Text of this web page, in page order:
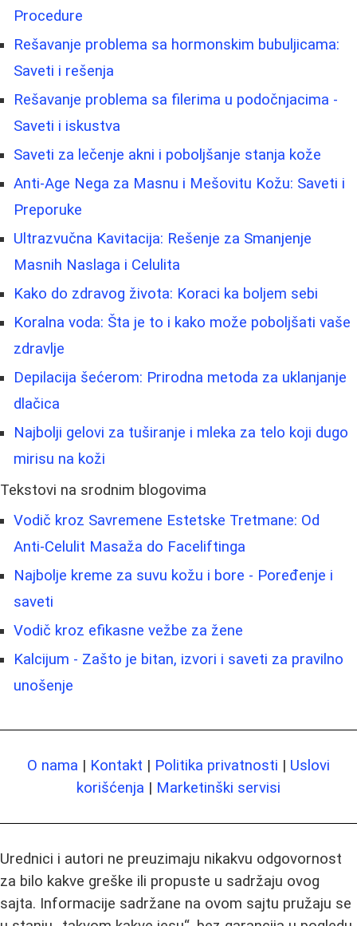
Procedure
Rešavanje problema sa hormonskim bubuljicama:
Saveti i rešenja
Rešavanje problema sa filerima u podočnjacima -
Saveti i iskustva
Saveti za lečenje akni i poboljšanje stanja kože
Anti-Age Nega za Masnu i Mešovitu Kožu: Saveti i
Preporuke
Ultrazvučna Kavitacija: Rešenje za Smanjenje
Masnih Naslaga i Celulita
Kako do zdravog života: Koraci ka boljem sebi
Koralna voda: Šta je to i kako može poboljšati vaše
zdravlje
Depilacija šećerom: Prirodna metoda za uklanjanje
dlačica
Najbolji gelovi za tuširanje i mleka za telo koji dugo
mirisu na koži
Tekstovi na srodnim blogovima
Vodič kroz Savremene Estetske Tretmane: Od
Anti-Celulit Masaža do Faceliftinga
Najbolje kreme za suvu kožu i bore - Poređenje i
saveti
Vodič kroz efikasne vežbe za žene
Kalcijum - Zašto je bitan, izvori i saveti za pravilno
unošenje
O nama | Kontakt | Politika privatnosti | Uslovi
korišćenja | Marketinški servisi
Urednici i autori ne preuzimaju nikakvu odgovornost
za bilo kakve greške ili propuste u sadržaju ovog
sajta. Informacije sadržane na ovom sajtu pružaju se